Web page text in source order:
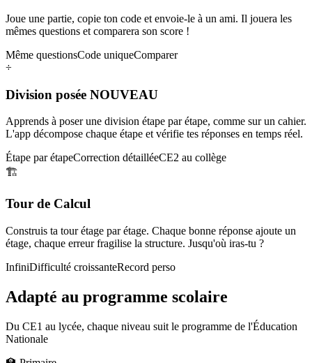
Joue une partie, copie ton code et envoie-le à un ami. Il jouera les
mêmes questions et comparera son score !
Même questionsCode uniqueComparer
÷
Division posée NOUVEAU
Apprends à poser une division étape par étape, comme sur un cahier.
L'app décompose chaque étape et vérifie tes réponses en temps réel.
Étape par étapeCorrection détailléeCE2 au collège
🏗️
Tour de Calcul
Construis ta tour étage par étage. Chaque bonne réponse ajoute un
étage, chaque erreur fragilise la structure. Jusqu'où iras-tu ?
InfiniDifficulté croissanteRecord perso
Adapté au programme scolaire
Du CE1 au lycée, chaque niveau suit le programme de l'Éducation
Nationale